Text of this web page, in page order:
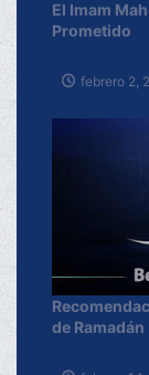
El Imam
Prometido
febrero 2,
de Ramadán